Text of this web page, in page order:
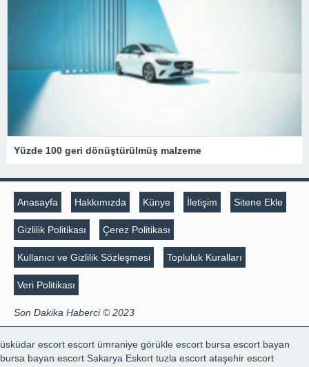
Yüzde 100 geri dönüştürülmüş malzeme
Anasayfa Hakkımızda Künye İletişim Sitene Ekle
Gizlilik Politikası Çerez Politikası
Kullanıcı ve Gizlilik Sözleşmesi Topluluk Kuralları
Veri Politikası
Son Dakika Haberci © 2023
üsküdar escort escort ümraniye görükle escort bursa escort bayan
bursa bayan escort Sakarya Eskort tuzla escort ataşehir escort